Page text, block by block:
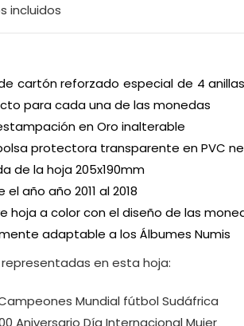
incluidos
cartón reforzado especial de 4
para cada una de las monedas
en Oro inalterable
protectora transparente en PVC
de la hoja 205x190mm
el año año 2011 al 2018
hoja a color con el diseño de las
adaptable a los Álbumes Numis
en esta hoja:
Campeones Mundial fútbol Sudáfrica
Aniversario Día Internacional Mujer